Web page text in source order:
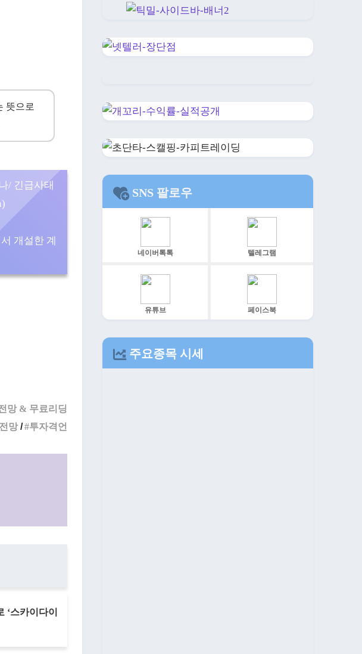
뜻으로
/ 긴급사태
개설한 계
망 & 무료리딩
망 투자격언
‘스카이다이
SNS 팔로우
네이버톡톡 텔레그램
유튜브 페이스북
주요종목 시세